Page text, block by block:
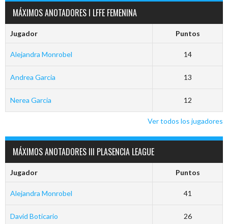
MÁXIMOS ANOTADORES I LFFE FEMENINA
Jugador Puntos
Alejandra Monrobel 14
Andrea Garcia 13
Nerea Garcia 12
Ver todos los jugadores
MÁXIMOS ANOTADORES III PLASENCIA LEAGUE
Jugador Puntos
Alejandra Monrobel 41
David Boticario 26